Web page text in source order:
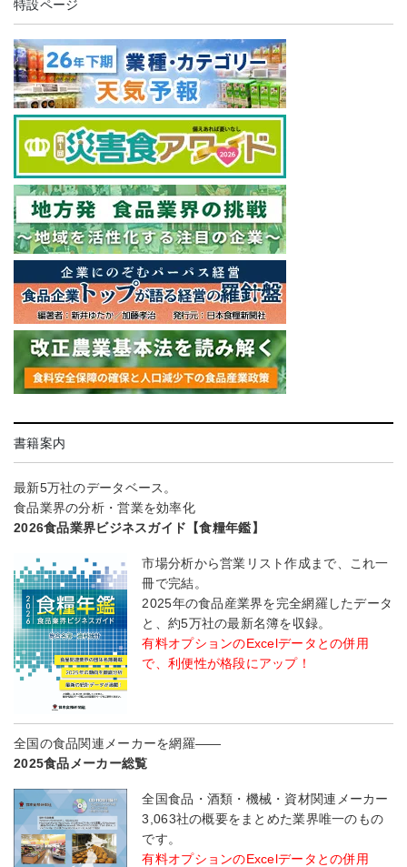
特設ページ
書籍案内
最新5万社のデータベース。
食品業界の分析・営業を効率化
2026食品業界ビジネスガイド【食糧年鑑】
市場分析から営業リスト作成まで、これ一
冊で完結。
2025年の食品産業界を完全網羅したデータ
と、約5万社の最新名簿を収録。
有料オプションのExcelデータとの併用
で、利便性が格段にアップ！
全国の食品関連メーカーを網羅――
2025食品メーカー総覧
全国食品・酒類・機械・資材関連メーカー
3,063社の概要をまとめた業界唯一のもの
です。
有料オプションのExcelデータとの併用